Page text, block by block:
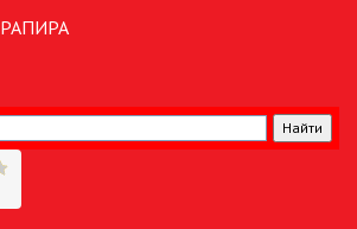
ЭЛЕКТРОЗВОНКИ И АКСЕССУАРЫ
ИЗДЕЛИЯ
РАПИРА